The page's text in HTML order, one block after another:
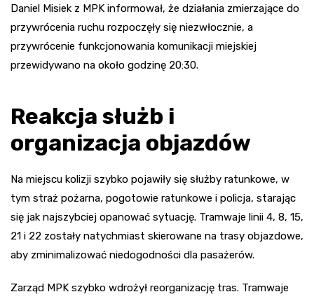
Daniel Misiek z MPK informował, że działania zmierzające do
przywrócenia ruchu rozpoczęły się niezwłocznie, a
przywrócenie funkcjonowania komunikacji miejskiej
przewidywano na około godzinę 20:30.
Reakcja służb i
organizacja objazdów
Na miejscu kolizji szybko pojawiły się służby ratunkowe, w
tym straż pożarna, pogotowie ratunkowe i policja, starając
się jak najszybciej opanować sytuację. Tramwaje linii 4, 8, 15,
21 i 22 zostały natychmiast skierowane na trasy objazdowe,
aby zminimalizować niedogodności dla pasażerów.
Zarząd MPK szybko wdrożył reorganizację tras. Tramwaje